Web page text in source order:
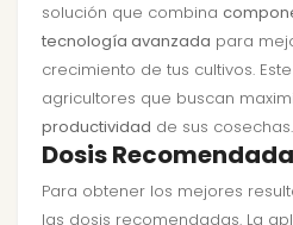
solución que combina
tecnología avanzada para
crecimiento de tus cultivos.
agricultores que buscan
productividad de sus cosechas.
Dosis Recomendada
Para obtener los mejores
las dosis recomendadas. La